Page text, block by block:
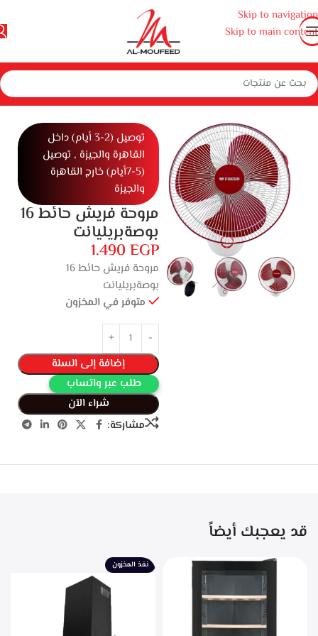
Skip to navigation
Skip to main content
الرئيسية المنزل أجهزة منزلية صغيرة أجهزة منزلية مراوح مروحه
توصيل (2-3 أيام) داخل
القاهرة والجيزة , توصيل
(5-7أيام) خارج القاهرة
والجيزة
مروحة فريش حائط 16
بوصةبريليانت
1.490 EGP
مروحة فريش حائط 16
بوصةبريليانت
متوفر في المخزون
إضافة إلى السلة
طلب عبر واتساب
شراء الآن
مشاركة:
قد يعجبك أيضاً
نفذ المخزون